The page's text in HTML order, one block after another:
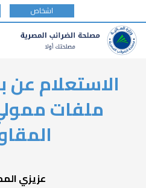
type
اشخاص
الاستعلام عن
ملفات
عزيزي